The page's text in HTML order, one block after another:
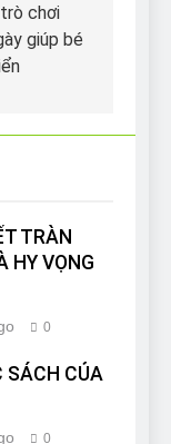
chơi
giúp bé
TRÀN
HY VỌNG
0
SÁCH CỦA
0